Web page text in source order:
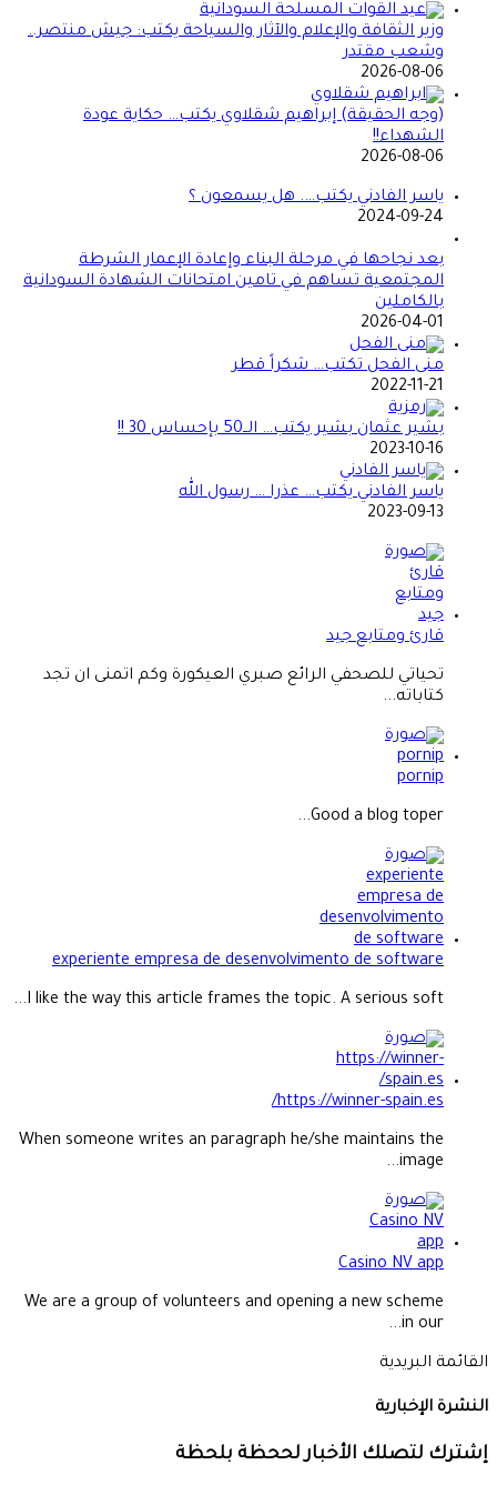
وزير الثقافة والإعلام والآثار والسياحة يكتب: جيش منتصر..
وشعب مقتدر
2026-08-06
(وجه الحقيقة) إبراهيم شقلاوي يكتب… حكاية عودة
الشهداء!!
2026-08-06
ياسر الفادني يكتب…. هل يسمعون ؟
2024-09-24
بعد نجاحها في مرحلة البناء وإعادة الإعمار الشرطة
المجتمعية تساهم في تامين امتحانات الشهادة السودانية
بالكاملين
2026-04-01
منى الفحل تكتب… شكراً قطر
2022-11-21
بشير عثمان بشير يكتب… الــ50 بإحساس 30 !!
2023-10-16
ياسر الفادني يكتب… عذرا … رسول الله
2023-09-13
قارئ ومتابع جيد
تحياتي للصحفي الرائع صبري العيكورة وكم اتمنى ان تجد
كتاباته...
pornip
Good a blog toper...
experiente empresa de desenvolvimento de software
I like the way this article frames the topic. A serious soft...
https://winner-spain.es/
When someone writes an paragraph he/she maintains the
image...
Casino NV app
We are a group of volunteers and opening a new scheme
in our...
القائمة البريدية
النشرة الإخبارية
إشترك لتصلك الأخبار لححظة بلحظة